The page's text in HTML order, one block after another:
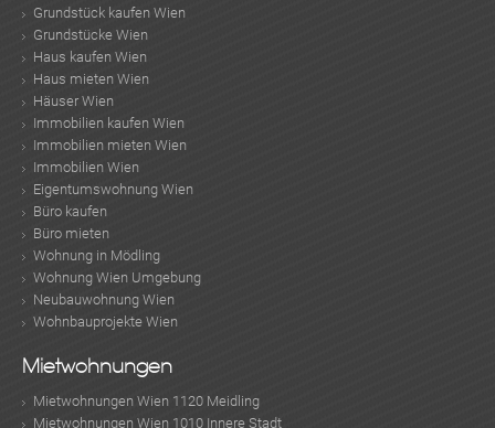
Grundstück kaufen Wien
Grundstücke Wien
Haus kaufen Wien
Haus mieten Wien
Häuser Wien
Immobilien kaufen Wien
Immobilien mieten Wien
Immobilien Wien
Eigentumswohnung Wien
Büro kaufen
Büro mieten
Wohnung in Mödling
Wohnung Wien Umgebung
Neubauwohnung Wien
Wohnbauprojekte Wien
Mietwohnungen
Mietwohnungen Wien 1120 Meidling
Mietwohnungen Wien 1010 Innere Stadt